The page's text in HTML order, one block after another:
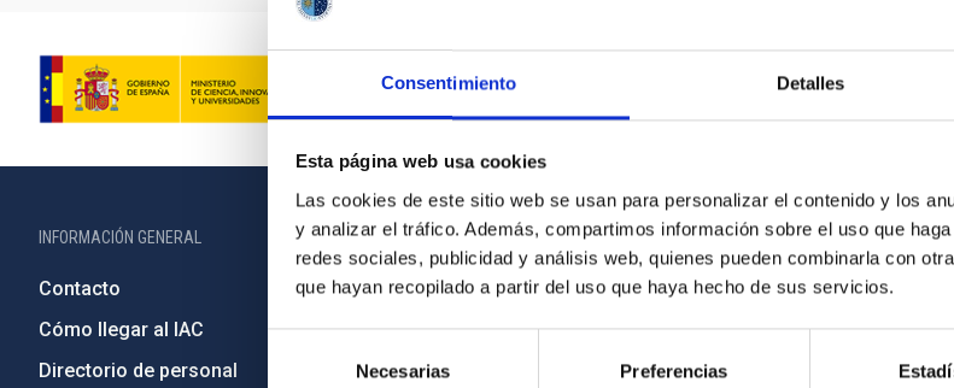
Consentimiento Detalles
Esta página web usa cookies
Las cookies de este sitio web se usan para personalizar el contenido y los
y analizar el tráfico. Además, compartimos información sobre el uso que
redes sociales, publicidad y análisis web, quienes pueden combinarla con
que hayan recopilado a partir del uso que haya hecho de sus servicios.
Necesarias Preferencias
INFORMACIÓN GENERAL
Contacto
Cómo llegar al IAC
Directorio de personal
INFORMACIÓN INSTITUCIONAL
Legislación
Transparencia
Código ético y política antifraude
PORTAL DEL IAC
Mapa web
Políticas de
Aviso legal